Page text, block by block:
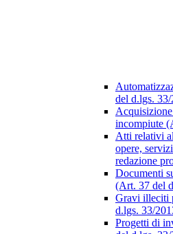
del d.lgs.
incompiute
Atti relativi
opere,
redazione
Documenti
(Art. 37 del
Gravi illeciti
d.lgs. 33/
Progetti di